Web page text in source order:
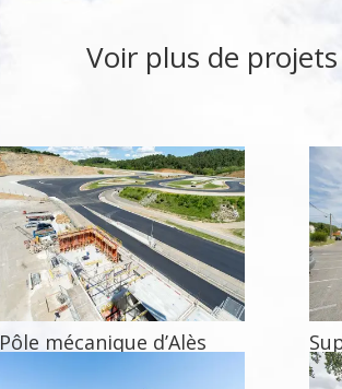
Voir plus de
Pôle mécanique d’Alès